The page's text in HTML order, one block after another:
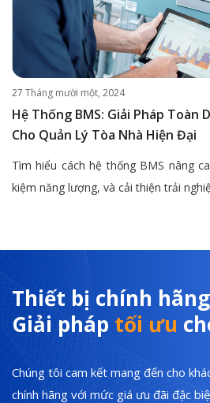
27 Tháng mười một, 2024
Hệ Thống BMS: Giải Pháp Toàn
Cho Quản Lý Tòa Nhà Hiện Đại
Tìm hiểu cách hệ thống BMS nâng
kiệm năng lượng, và cải thiện trải
Thiết bị chính hãng
Giải pháp tối ưu
Chúng tôi cam kết mang đến cho
chính hãng với mức giá ưu đãi đặc